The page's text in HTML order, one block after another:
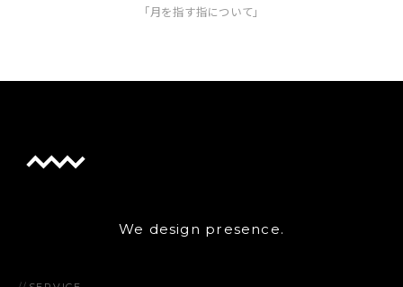
「月を指す指について」
We design presence.